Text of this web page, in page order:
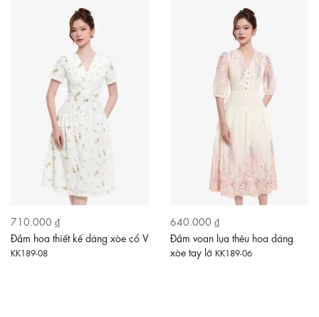
710.000 ₫
Đầm hoa thiết kế dáng xòe cổ V
KK189-08
640.000 ₫
Đầm voan lụa thêu hoa dáng
xòe tay lỡ KK189-06